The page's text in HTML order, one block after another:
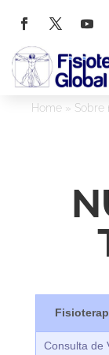
Home » Sobre
Consulta de